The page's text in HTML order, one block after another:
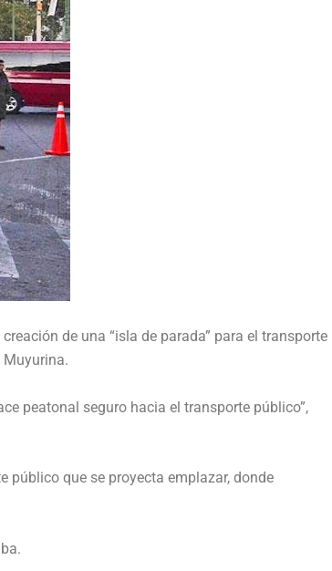
de una “isla de parada” para el transporte
peatonal seguro hacia el transporte público”,
público que se proyecta emplazar, donde